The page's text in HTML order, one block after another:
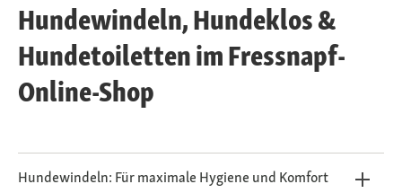
Hundewindeln, Hundeklos &
Hundetoiletten im Fressnapf-
Online-Shop
Hundewindeln: Für maximale Hygiene und Komfort